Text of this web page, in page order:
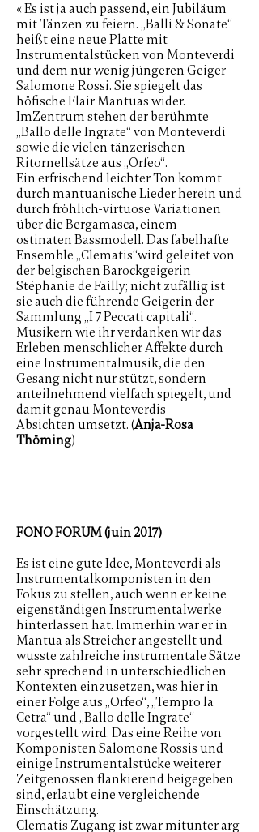
« Es ist ja auch passend, ein Jubiläum
mit Tänzen zu feiern. „Balli & Sonate“
heißt eine neue Platte mit
Instrumentalstücken von Monteverdi
und dem nur wenig jüngeren Geiger
Salomone Rossi. Sie spiegelt das
höfische Flair Mantuas wider.
ImZentrum stehen der berühmte
„Ballo delle Ingrate“ von Monteverdi
sowie die vielen tänzerischen
Ritornellsätze aus „Orfeo“.
Ein erfrischend leichter Ton kommt
durch mantuanische Lieder herein und
durch fröhlich-virtuose Variationen
über die Bergamasca, einem
ostinaten Bassmodell. Das fabelhafte
Ensemble „Clematis“wird geleitet von
der belgischen Barockgeigerin
Stéphanie de Failly; nicht zufällig ist
sie auch die führende Geigerin der
Sammlung „I 7 Peccati capitali“.
Musikern wie ihr verdanken wir das
Erleben menschlicher Affekte durch
eine Instrumentalmusik, die den
Gesang nicht nur stützt, sondern
anteilnehmend vielfach spiegelt, und
damit genau Monteverdis
Absichten umsetzt. (Anja-Rosa
Thöming)
FONO FORUM (juin 2017)
Es ist eine gute Idee, Monteverdi als
Instrumentalkomponisten in den
Fokus zu stellen, auch wenn er keine
eigenständigen Instrumentalwerke
hinterlassen hat. Immerhin war er in
Mantua als Streicher angestellt und
wusste zahlreiche instrumentale Sätze
sehr sprechend in unterschiedlichen
Kontexten einzusetzen, was hier in
einer Folge aus „Orfeo“, „Tempro la
Cetra“ und „Ballo delle Ingrate“
vorgestellt wird. Das eine Reihe von
Komponisten Salomone Rossis und
einige Instrumentalstücke weiterer
Zeitgenossen flankierend beigegeben
sind, erlaubt eine vergleichende
Einschätzung.
Clematis Zugang ist zwar mitunter arg